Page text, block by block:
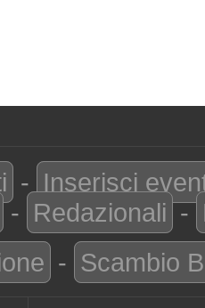
- Inserisci
- Redazionali -
- Scambio